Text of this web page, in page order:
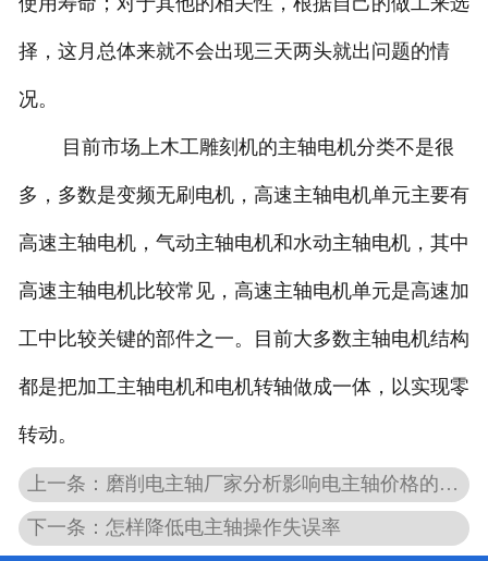
择，这月总体来就不会出现三天两头就出问题的情
况。
目前市场上木工雕刻机的主轴电机分类不是很
多，多数是变频无刷电机，高速主轴电机单元主要有
高速主轴电机，气动主轴电机和水动主轴电机，其中
高速主轴电机比较常见，高速主轴电机单元是高速加
工中比较关键的部件之一。目前大多数主轴电机结构
都是把加工主轴电机和电机转轴做成一体，以实现零
转动。
上一条：磨削电主轴厂家分析影响电主轴价格的因素
下一条：怎样降低电主轴操作失误率